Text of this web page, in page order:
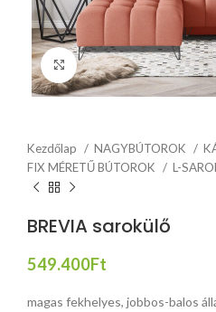
Click to enlarge
Kezdőlap NAGYBÚTOROK
FIX MÉRETŰ BÚTOROK
L-
BREVIA sarokülő
549.400Ft
magas fekhelyes, jobbos-balos